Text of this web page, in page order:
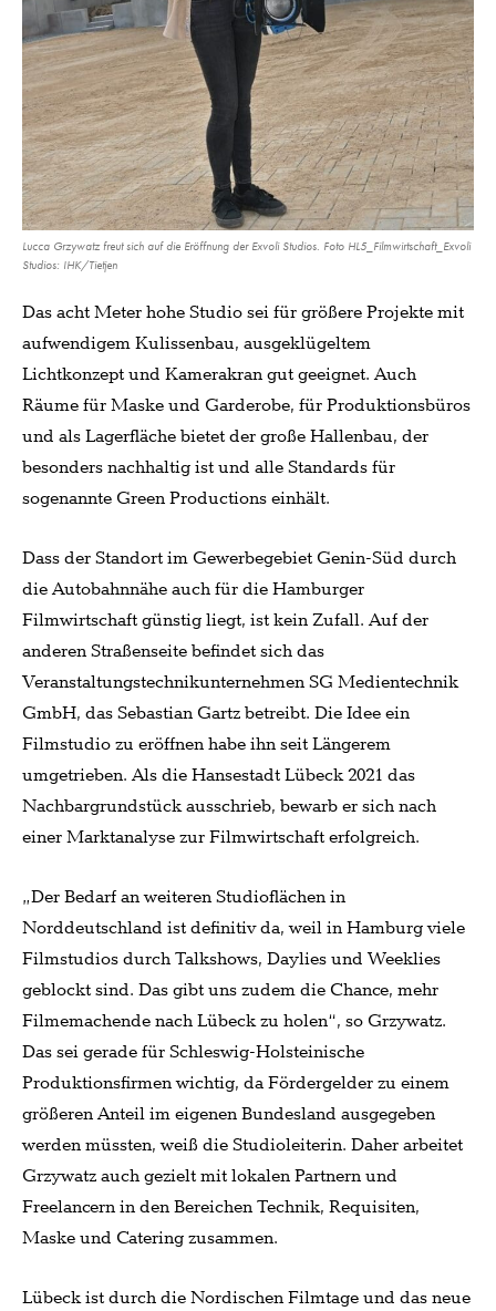
Lucca Grzywatz freut sich auf die Eröffnung der Exvoli Studios. Foto HL5_Filmwirtschaft_Exvoli
Studios: IHK/Tietjen
Das acht Meter hohe Studio sei für größere Projekte mit
aufwendigem Kulissenbau, ausgeklügeltem
Lichtkonzept und Kamerakran gut geeignet. Auch
Räume für Maske und Garderobe, für Produktionsbüros
und als Lagerfläche bietet der große Hallenbau, der
besonders nachhaltig ist und alle Standards für
sogenannte Green Productions einhält.
Dass der Standort im Gewerbegebiet Genin-Süd durch
die Autobahnnähe auch für die Hamburger
Filmwirtschaft günstig liegt, ist kein Zufall. Auf der
anderen Straßenseite befindet sich das
Veranstaltungstechnikunternehmen SG Medientechnik
GmbH, das Sebastian Gartz betreibt. Die Idee ein
Filmstudio zu eröffnen habe ihn seit Längerem
umgetrieben. Als die Hansestadt Lübeck 2021 das
Nachbargrundstück ausschrieb, bewarb er sich nach
einer Marktanalyse zur Filmwirtschaft erfolgreich.
„Der Bedarf an weiteren Studioflächen in
Norddeutschland ist definitiv da, weil in Hamburg viele
Filmstudios durch Talkshows, Daylies und Weeklies
geblockt sind. Das gibt uns zudem die Chance, mehr
Filmemachende nach Lübeck zu holen“, so Grzywatz.
Das sei gerade für Schleswig-Holsteinische
Produktionsfirmen wichtig, da Fördergelder zu einem
größeren Anteil im eigenen Bundesland ausgegeben
werden müssten, weiß die Studioleiterin. Daher arbeitet
Grzywatz auch gezielt mit lokalen Partnern und
Freelancern in den Bereichen Technik, Requisiten,
Maske und Catering zusammen.
Lübeck ist durch die Nordischen Filmtage und das neue